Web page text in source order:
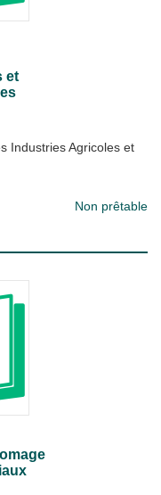
et
Industries Agricoles et
Non prêtable